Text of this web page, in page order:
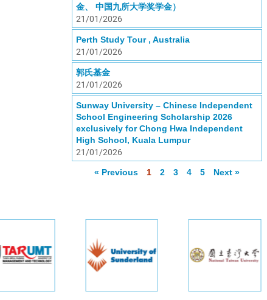
金、 中国九所大学奖学金）
21/01/2026
Perth Study Tour , Australia
21/01/2026
郭氏基金
21/01/2026
Sunway University – Chinese Independent
School Engineering Scholarship 2026
exclusively for Chong Hwa Independent
High School, Kuala Lumpur
21/01/2026
« Previous 1 2 3 4 5 Next »